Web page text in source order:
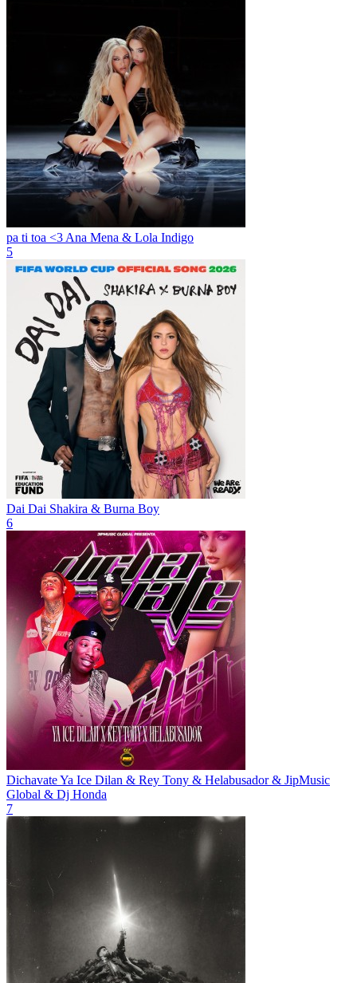
pa ti toa <3 Ana Mena & Lola Indigo
5
Dai Dai Shakira & Burna Boy
6
DichavateYa Ice Dilan & Rey Tony & Helabusador & JipMusic
Global & Dj Honda
7